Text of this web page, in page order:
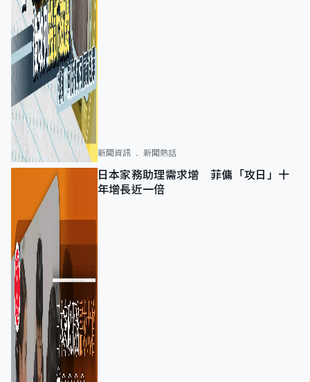
新聞資訊 新聞熱話
日本家務助理需求增 菲傭「攻日」十
年增長近一倍